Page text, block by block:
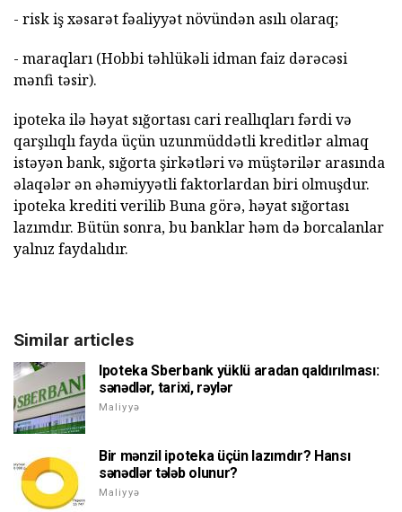
- risk iş xəsarət fəaliyyət növündən asılı olaraq;
- maraqları (Hobbi təhlükəli idman faiz dərəcəsi
mənfi təsir).
ipoteka ilə həyat sığortası cari reallıqları fərdi və
qarşılıqlı fayda üçün uzunmüddətli kreditlər almaq
istəyən bank, sığorta şirkətləri və müştərilər arasında
əlaqələr ən əhəmiyyətli faktorlardan biri olmuşdur.
ipoteka krediti verilib Buna görə, həyat sığortası
lazımdır. Bütün sonra, bu banklar həm də borcalanlar
yalnız faydalıdır.
Similar articles
Ipoteka Sberbank yüklü aradan qaldırılması:
sənədlər, tarixi, rəylər
Maliyyə
Bir mənzil ipoteka üçün lazımdır? Hansı
sənədlər tələb olunur?
Maliyyə